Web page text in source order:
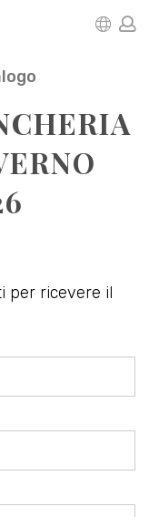
per ricevere il